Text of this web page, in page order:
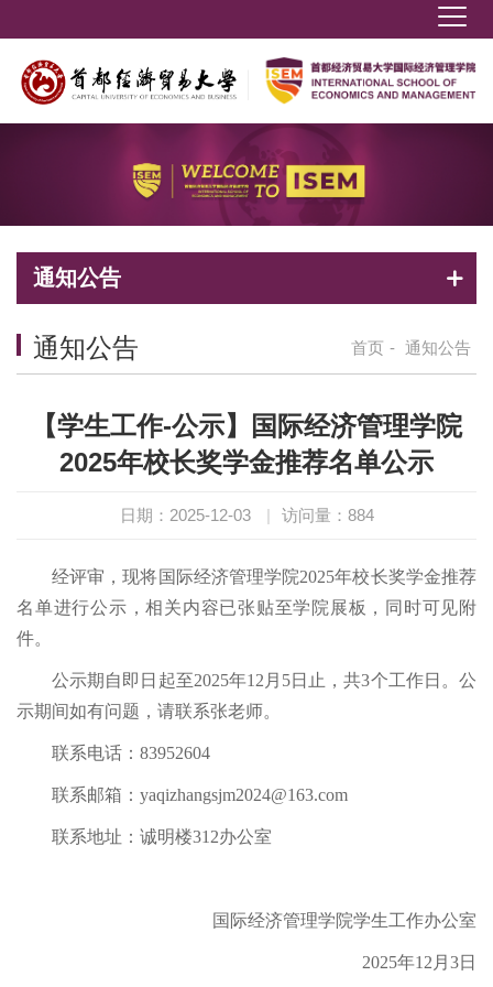
通知公告
首页 - 通知公告
通知公告
【学生工作-公示】国际经济管理学院
2025年校长奖学金推荐名单公示
日期：2025-12-03 | 访问量： 884
经评审，现将国际经济管理学院2025年校长奖学金推荐
名单进行公示，相关内容已张贴至学院展板，同时可见附
件。
公示期自即日起至2025年12月5日止，共3个工作日。公
示期间如有问题，请联系张老师。
联系电话：83952604
联系邮箱：yaqizhangsjm2024@163.com
联系地址：诚明楼312办公室
国际经济管理学院学生工作办公室
2025年12月3日